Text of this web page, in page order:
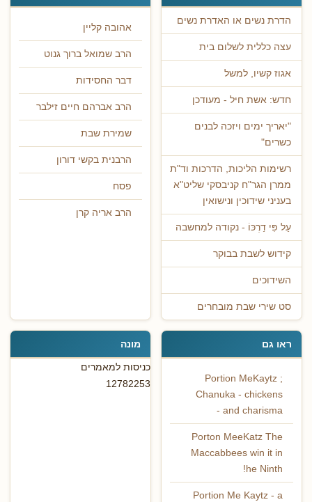
הדרת נשים או האדרת נשים
עצה כללית לשלום בית
אגוז קשיו, למשל
חדש: אשת חיל - מעודכן
"יאריך ימים ויזכה לבנים
כשרים"
רשימות הליכות, הדרכות וד"ת
ממרן הגר"ח קניבסקי שליט"א
בעניני שידוכין ונישואין
עַל פִּי דַרְכּוֹ - נקודה למחשבה
קידוש לשבת בבוקר
השידוכים
סט שירי שבת מובחרים
אהובה קליין
הרב שמואל ברוך גנוט
דבר החסידות
הרב אברהם חיים זילבר
שמירת שבת
הרבנית בקשי דורון
פסח
הרב אריה קרן
ראו גם
Portion MeKaytz ;
Chanuka - chickens
and charisma -
Porton MeeKatz The
Maccabbees win it in
he Ninth!
Portion Me Kaytz - a
מונה
כניסות למאמרים
12782253